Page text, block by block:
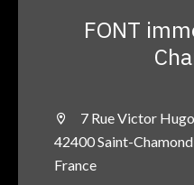
FONT
7 Rue Victor Hugo
42400 Saint-Chamond
France